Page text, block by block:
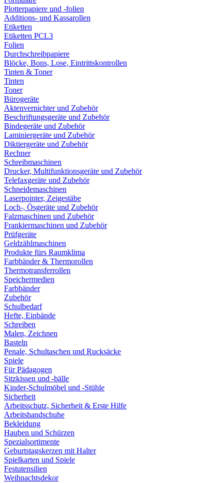
Plotterpapiere und -folien
Additions- und Kassarollen
Etiketten
Etiketten PCL3
Folien
Durchschreibpapiere
Blöcke, Bons, Lose, Eintrittskontrollen
Tinten & Toner
Tinten
Toner
Bürogeräte
Aktenvernichter und Zubehör
Beschriftungsgeräte und Zubehör
Bindegeräte und Zubehör
Laminiergeräte und Zubehör
Diktiergeräte und Zubehör
Rechner
Schreibmaschinen
Drucker, Multifunktionsgeräte und Zubehör
Telefaxgeräte und Zubehör
Schneidemaschinen
Laserpointer, Zeigestäbe
Loch-, Ösgeräte und Zubehör
Falzmaschinen und Zubehör
Frankiermaschinen und Zubehör
Prüfgeräte
Geldzählmaschinen
Produkte fürs Raumklima
Farbbänder & Thermorollen
Thermotransferrollen
Speichermedien
Farbbänder
Zubehör
Schulbedarf
Hefte, Einbände
Schreiben
Malen, Zeichnen
Basteln
Penale, Schultaschen und Rucksäcke
Spiele
Für Pädagogen
Sitzkissen und -bälle
Kinder-Schulmöbel und -Stühle
Sicherheit
Arbeitsschutz, Sicherheit & Erste Hilfe
Arbeitshandschuhe
Bekleidung
Hauben und Schürzen
Spezialsortimente
Geburtstagskerzen mit Halter
Spielkarten und Spiele
Festutensilien
Weihnachtsdekor